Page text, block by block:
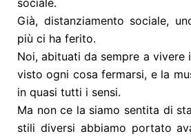
Già, distanziamento sociale,
più ci ha ferito.
Noi, abituati da sempre a vivere
visto ogni cosa fermarsi, e la
in quasi tutti i sensi.
Ma non ce la siamo sentita di
stili diversi abbiamo portato